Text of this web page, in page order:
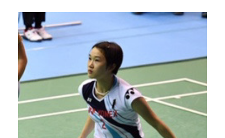
GF BLACK
トライアルセット
１０ダース以上ご購入の方
ご注文方法について お支払方法について
返品・交換について
マイページ
News お問い合わせ